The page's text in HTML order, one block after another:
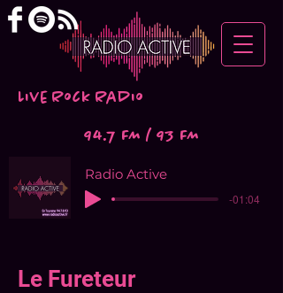
Live Rock Radio
Radio Active
-01:04
94.7 FM / 93 FM
Le Fureteur